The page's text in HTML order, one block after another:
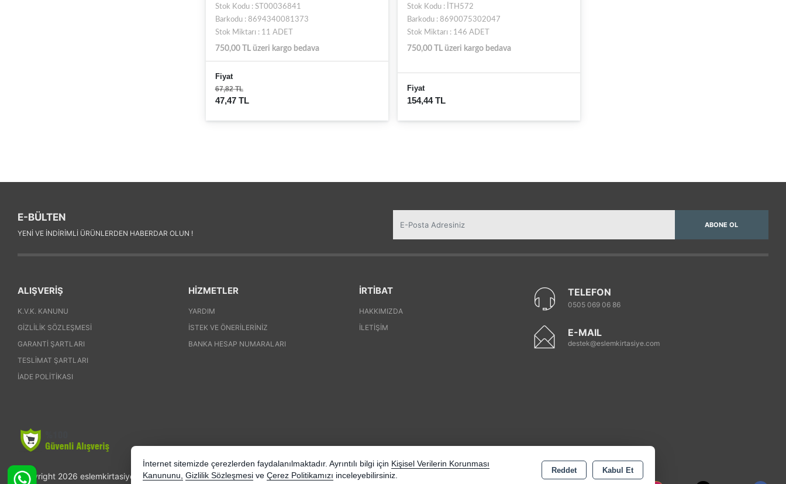
Stok Kodu : ST00036841
Barkodu : 8694340081373
Stok Miktarı : 11 ADET
750,00 TL üzeri kargo bedava
Fiyat
67,82 TL
47,47 TL
Stok Kodu : İTH572
Barkodu : 8690075302047
Stok Miktarı : 146 ADET
750,00 TL üzeri kargo bedava
Fiyat
154,44 TL
E-BÜLTEN
YENI VE INDIRIMLI ÜRÜNLERDEN HABERDAR OLUN !
ABONE OL
ALIŞVERİŞ
K.V.K. KANUNU
GIZLILIK SÖZLEŞMESI
GARANTI ŞARTLARI
TESLIMAT ŞARTLARI
İADE POLITIKASI
HİZMETLER
YARDIM
İSTEK VE ÖNERILERINIZ
BANKA HESAP NUMARALARI
İRTİBAT
HAKKIMIZDA
İLETIŞIM
TELEFON
0505 069 06 86
E-MAIL
destek@eslemkirtasiye.com
Copyright 2026 eslemkirtasiye.com - Tüm hakları saklıdır.
İnternet sitemizde çerezlerden faydalanılmaktadır. Ayrıntılı bilgi için Kişisel Verilerin Korunması
Kanununu, Gizlilik Sözleşmesi ve Çerez Politikamızı inceleyebilirsiniz.
Reddet Kabul Et